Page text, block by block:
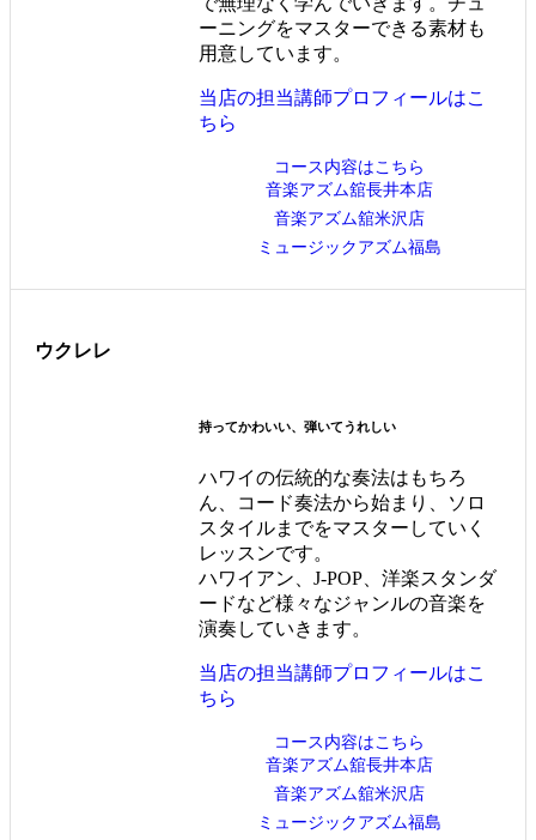
ーニングをマスターできる素材も
用意しています。
当店の担当講師プロフィールはこ
ちら
コース内容はこちら
音楽アズム舘長井本店
音楽アズム舘米沢店
ミュージックアズム福島
ウクレレ
持ってかわいい、弾いてうれしい
ハワイの伝統的な奏法はもちろ
ん、コード奏法から始まり、ソロ
スタイルまでをマスターしていく
レッスンです。
ハワイアン、J-POP、洋楽スタンダ
ードなど様々なジャンルの音楽を
演奏していきます。
当店の担当講師プロフィールはこ
ちら
コース内容はこちら
音楽アズム舘長井本店
音楽アズム舘米沢店
ミュージックアズム福島